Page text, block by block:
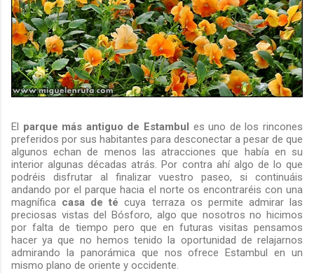
El parque más antiguo de Estambul
es uno de los rincones
preferidos por sus habitantes para desconectar a pesar de que
algunos echan de menos las atracciones que había en su
interior algunas décadas atrás. Por contra ahí algo de lo que
podréis disfrutar al finalizar vuestro paseo, si continuáis
andando por el parque hacia el norte os encontraréis con una
magnífica casa de té cuya terraza os permite admirar las
preciosas vistas del Bósforo, algo que nosotros no hicimos
por falta de tiempo pero que en futuras visitas pensamos
hacer ya que no hemos tenido la oportunidad de relajarnos
admirando la panorámica que nos ofrece Estambul en un
mismo plano de oriente y occidente.